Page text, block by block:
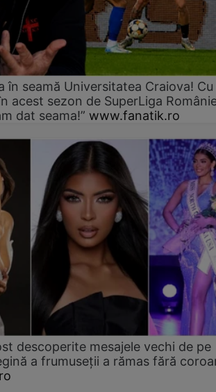
în seamă Universitatea Craiova!
acest sezon de SuperLiga
dat seama!” www.fanatik.ro
descoperite mesajele vechi de pe
a frumuseții a rămas fără